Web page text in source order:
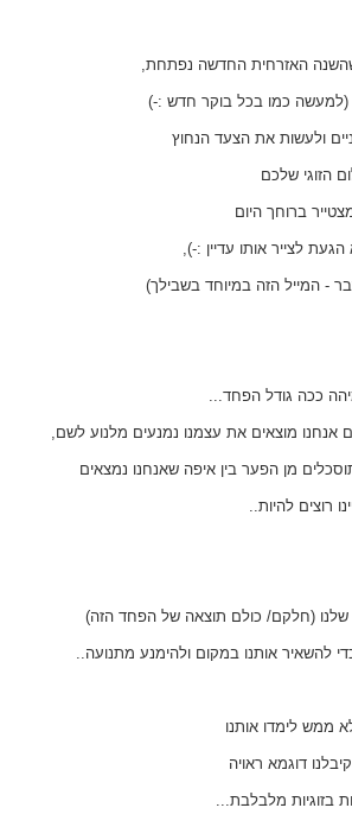
האזרחית החדשה נפתחת,
(למעשה כמו בכל בוקר חדש :-)
ולעשות את הצעד הנחוץ
הזוגי שלכם
ברוחך היום
לצייר אותו עדיין :-),
- המייל הזה במיוחד בשבילך)
ככה גודל הפחד...
אנחנו מוצאים את עצמנו נמנעים מלנוע לשם,
מן הפער בין איפה שאנחנו נמצאים
רוצים להיות..
שלנו (חלקם/ כולם תוצאה של הפחד הזה)
להשאיר אותנו במקום ולהימנע מתנועה..
ממש לימדו אותנו
דוגמא ראויה
בזוגיות מלבלבת...